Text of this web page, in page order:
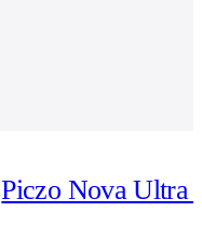
Piczo Nova Ultra